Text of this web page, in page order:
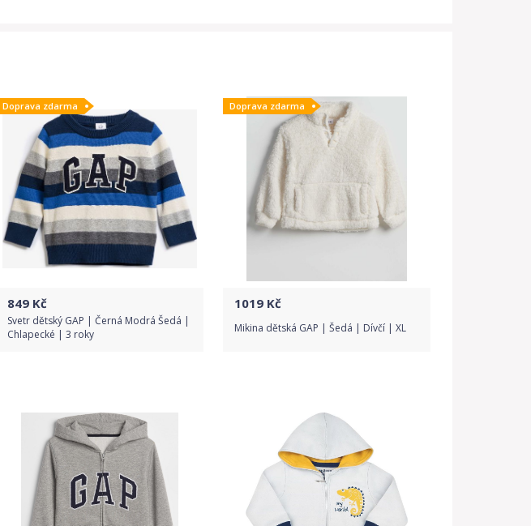
Doprava zdarma
849 Kč
Svetr dětský GAP | Černá Modrá Šedá |
Chlapecké | 3 roky
Detail produktu
Doprava zdarma
1019 Kč
Mikina dětská GAP | Šedá | Dívčí | XL
Detail produktu